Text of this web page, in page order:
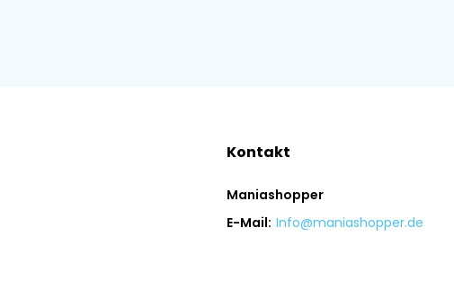
Kontakt
Maniashopper
E-Mail: Info@maniashopper.de